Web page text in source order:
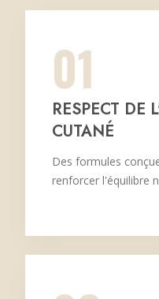
01
RESPECT DE
CUTANÉ
Des formules
renforcer l'équilibre